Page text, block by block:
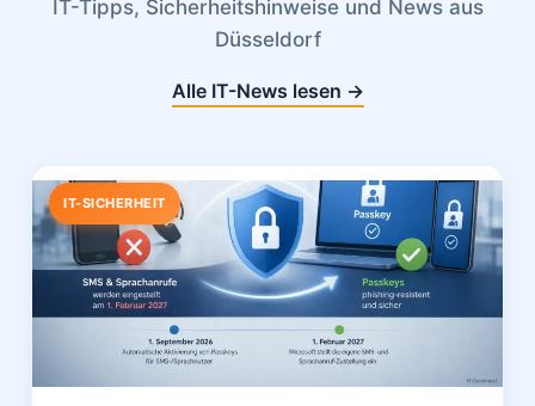
IT-Tipps, Sicherheitshinweise und News aus
Düsseldorf
Alle IT-News lesen →
IT-SICHERHEIT